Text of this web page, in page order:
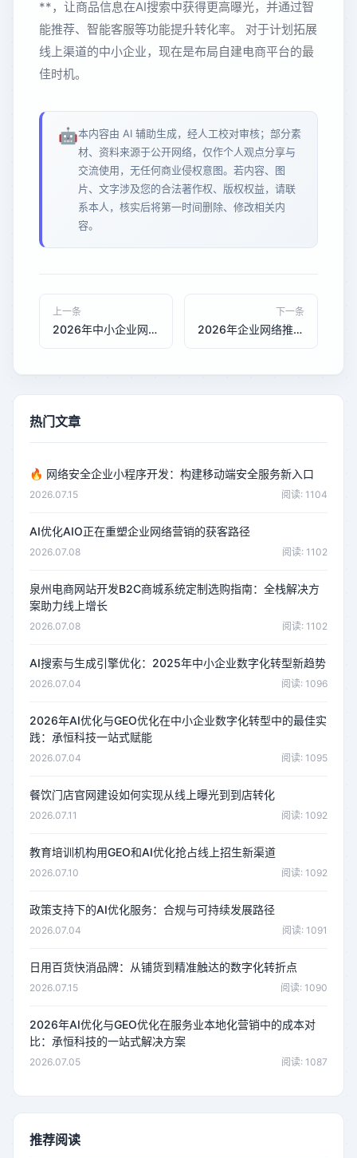
**，让商品信息在AI搜索中获得更高曝光，并通过智
能推荐、智能客服等功能提升转化率。 对于计划拓展
线上渠道的中小企业，现在是布局自建电商平台的最
佳时机。
🤖本内容由 AI 辅助生成，经人工校对审核；部分素
材、资料来源于公开网络，仅作个人观点分享与
交流使用，无任何商业侵权意图。若内容、图
片、文字涉及您的合法著作权、版权权益，请联
系本人，核实后将第一时间删除、修改相关内
容。
上一条
2026年中小企业网站建设趋势：从官网搭建到一站式数字化基础设施
下一条
2026年企业网络推广新范式：从传统SEO到GEO+AI优化的双轮驱动
热门文章
🔥 网络安全企业小程序开发：构建移动端安全服务新入口
2026.07.15 阅读: 1104
AI优化AIO正在重塑企业网络营销的获客路径
2026.07.08 阅读: 1102
泉州电商网站开发B2C商城系统定制选购指南：全栈解决方
案助力线上增长
2026.07.08 阅读: 1102
AI搜索与生成引擎优化：2025年中小企业数字化转型新趋势
2026.07.04 阅读: 1096
2026年AI优化与GEO优化在中小企业数字化转型中的最佳实
践：承恒科技一站式赋能
2026.07.04 阅读: 1095
餐饮门店官网建设如何实现从线上曝光到到店转化
2026.07.11 阅读: 1092
教育培训机构用GEO和AI优化抢占线上招生新渠道
2026.07.10 阅读: 1092
政策支持下的AI优化服务：合规与可持续发展路径
2026.07.04 阅读: 1091
日用百货快消品牌：从铺货到精准触达的数字化转折点
2026.07.15 阅读: 1090
2026年AI优化与GEO优化在服务业本地化营销中的成本对
比：承恒科技的一站式解决方案
2026.07.05 阅读: 1087
推荐阅读